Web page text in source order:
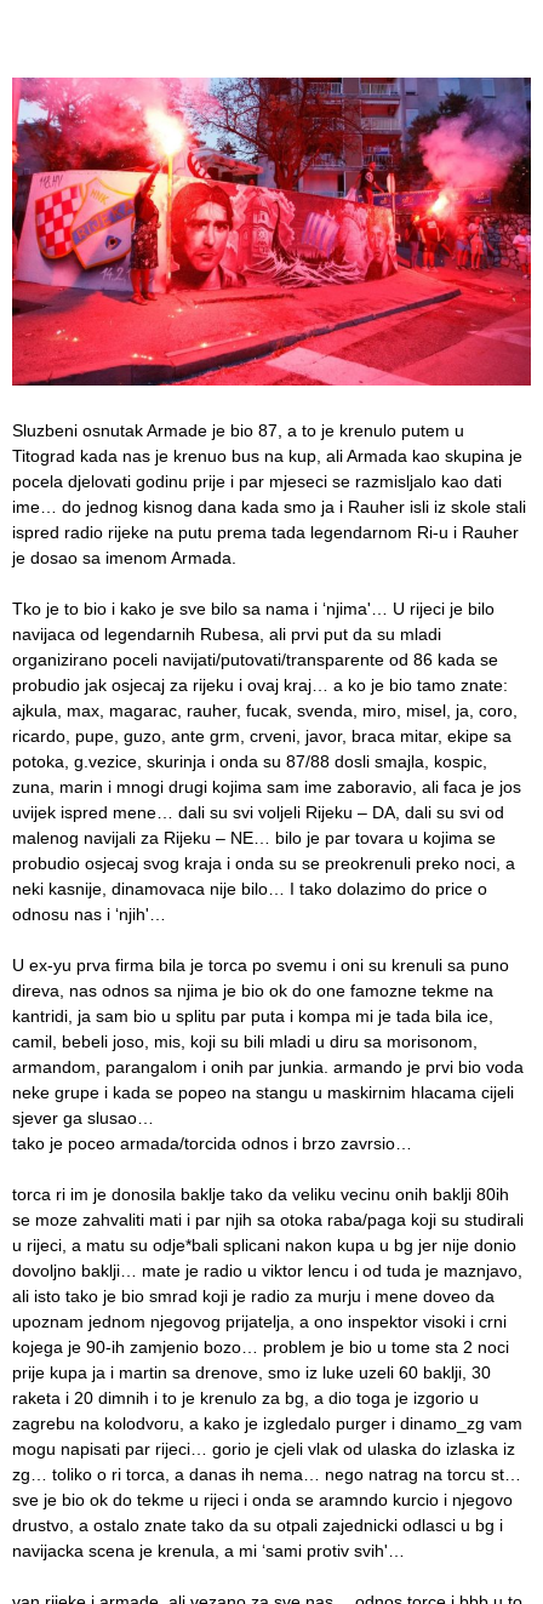
Sluzbeni osnutak Armade je bio 87, a to je krenulo putem u
Titograd kada nas je krenuo bus na kup, ali Armada kao skupina je
pocela djelovati godinu prije i par mjeseci se razmisljalo kao dati
ime… do jednog kisnog dana kada smo ja i Rauher isli iz skole stali
ispred radio rijeke na putu prema tada legendarnom Ri-u i Rauher
je dosao sa imenom Armada.
Tko je to bio i kako je sve bilo sa nama i ‘njima'… U rijeci je bilo
navijaca od legendarnih Rubesa, ali prvi put da su mladi
organizirano poceli navijati/putovati/transparente od 86 kada se
probudio jak osjecaj za rijeku i ovaj kraj… a ko je bio tamo znate:
ajkula, max, magarac, rauher, fucak, svenda, miro, misel, ja, coro,
ricardo, pupe, guzo, ante grm, crveni, javor, braca mitar, ekipe sa
potoka, g.vezice, skurinja i onda su 87/88 dosli smajla, kospic,
zuna, marin i mnogi drugi kojima sam ime zaboravio, ali faca je jos
uvijek ispred mene… dali su svi voljeli Rijeku – DA, dali su svi od
malenog navijali za Rijeku – NE… bilo je par tovara u kojima se
probudio osjecaj svog kraja i onda su se preokrenuli preko noci, a
neki kasnije, dinamovaca nije bilo… I tako dolazimo do price o
odnosu nas i ‘njih'…
U ex-yu prva firma bila je torca po svemu i oni su krenuli sa puno
direva, nas odnos sa njima je bio ok do one famozne tekme na
kantridi, ja sam bio u splitu par puta i kompa mi je tada bila ice,
camil, bebeli joso, mis, koji su bili mladi u diru sa morisonom,
armandom, parangalom i onih par junkia. armando je prvi bio voda
neke grupe i kada se popeo na stangu u maskirnim hlacama cijeli
sjever ga slusao…
tako je poceo armada/torcida odnos i brzo zavrsio…
torca ri im je donosila baklje tako da veliku vecinu onih baklji 80ih
se moze zahvaliti mati i par njih sa otoka raba/paga koji su studirali
u rijeci, a matu su odje*bali splicani nakon kupa u bg jer nije donio
dovoljno baklji… mate je radio u viktor lencu i od tuda je maznjavo,
ali isto tako je bio smrad koji je radio za murju i mene doveo da
upoznam jednom njegovog prijatelja, a ono inspektor visoki i crni
kojega je 90-ih zamjenio bozo… problem je bio u tome sta 2 noci
prije kupa ja i martin sa drenove, smo iz luke uzeli 60 baklji, 30
raketa i 20 dimnih i to je krenulo za bg, a dio toga je izgorio u
zagrebu na kolodvoru, a kako je izgledalo purger i dinamo_zg vam
mogu napisati par rijeci… gorio je cjeli vlak od ulaska do izlaska iz
zg… toliko o ri torca, a danas ih nema… nego natrag na torcu st…
sve je bio ok do tekme u rijeci i onda se aramndo kurcio i njegovo
drustvo, a ostalo znate tako da su otpali zajednicki odlasci u bg i
navijacka scena je krenula, a mi ‘sami protiv svih'…